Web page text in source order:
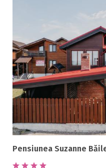
Pensiunea Suzanne